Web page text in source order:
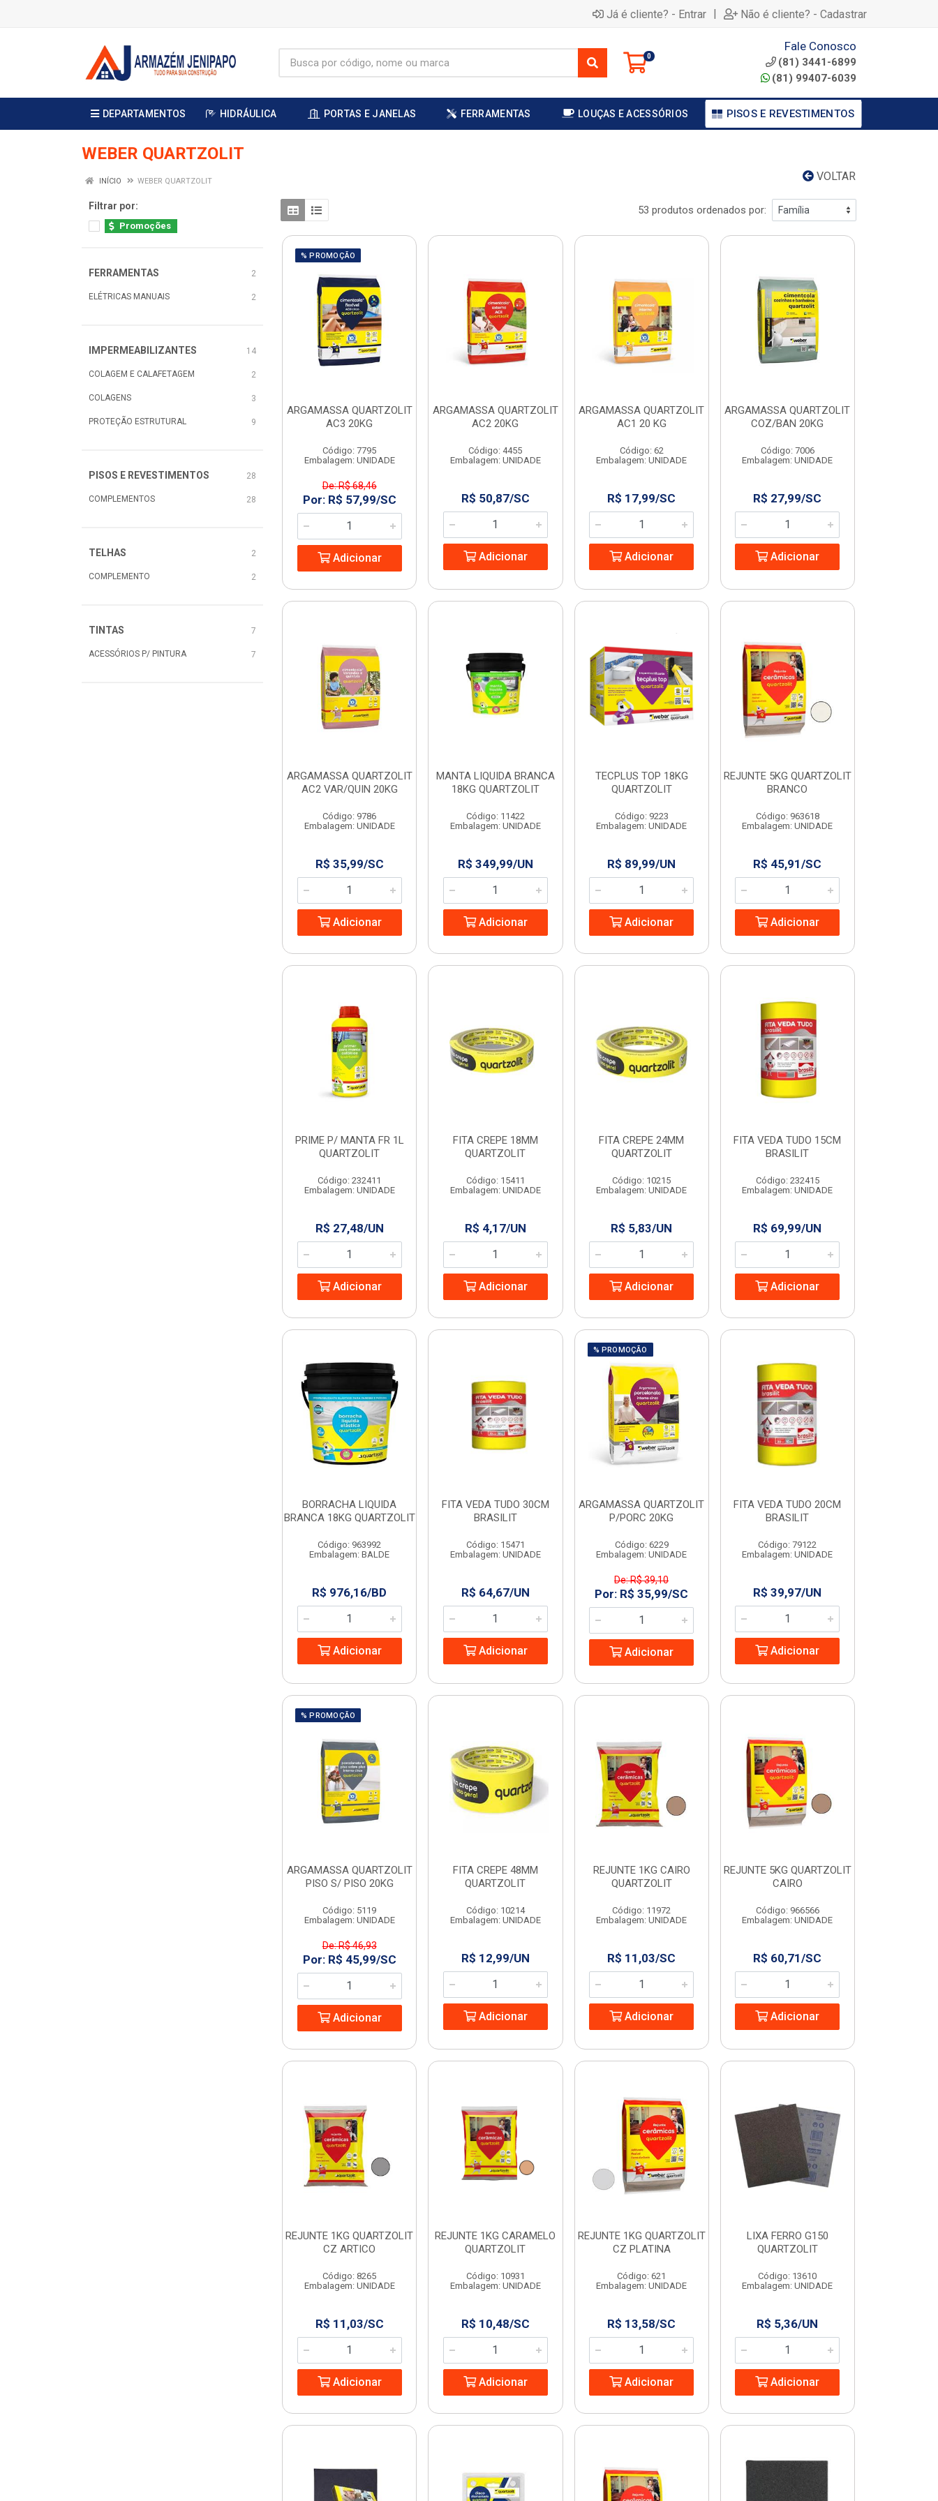
Já é cliente? - Entrar | Não é cliente? - Cadastrar
0
Fale Conosco
(81) 3441-6899
(81) 99407-6039
DEPARTAMENTOS HIDRÁULICA PORTAS E JANELAS FERRAMENTAS LOUÇAS E ACESSÓRIOS PISOS E REVESTIMENTOS
WEBER QUARTZOLIT
VOLTAR
INÍCIO WEBER QUARTZOLIT
Filtrar por:
Promoções
FERRAMENTAS 2
ELÉTRICAS MANUAIS 2
IMPERMEABILIZANTES 14
COLAGEM E CALAFETAGEM 2
COLAGENS 3
PROTEÇÃO ESTRUTURAL 9
PISOS E REVESTIMENTOS 28
COMPLEMENTOS 28
TELHAS 2
COMPLEMENTO 2
TINTAS 7
ACESSÓRIOS P/ PINTURA 7
53 produtos ordenados por:
% PROMOÇÃO
ARGAMASSA QUARTZOLIT
AC3 20KG
Código: 7795
Embalagem: UNIDADE
De: R$ 68,46
Por: R$ 57,99/SC
Adicionar
ARGAMASSA QUARTZOLIT
AC2 20KG
Código: 4455
Embalagem: UNIDADE
R$ 50,87/SC
Adicionar
ARGAMASSA QUARTZOLIT
AC1 20 KG
Código: 62
Embalagem: UNIDADE
R$ 17,99/SC
Adicionar
ARGAMASSA QUARTZOLIT
COZ/BAN 20KG
Código: 7006
Embalagem: UNIDADE
R$ 27,99/SC
Adicionar
ARGAMASSA QUARTZOLIT
AC2 VAR/QUIN 20KG
Código: 9786
Embalagem: UNIDADE
R$ 35,99/SC
Adicionar
MANTA LIQUIDA BRANCA
18KG QUARTZOLIT
Código: 11422
Embalagem: UNIDADE
R$ 349,99/UN
Adicionar
TECPLUS TOP 18KG
QUARTZOLIT
Código: 9223
Embalagem: UNIDADE
R$ 89,99/UN
Adicionar
REJUNTE 5KG QUARTZOLIT
BRANCO
Código: 963618
Embalagem: UNIDADE
R$ 45,91/SC
Adicionar
PRIME P/ MANTA FR 1L
QUARTZOLIT
Código: 232411
Embalagem: UNIDADE
R$ 27,48/UN
Adicionar
FITA CREPE 18MM
QUARTZOLIT
Código: 15411
Embalagem: UNIDADE
R$ 4,17/UN
Adicionar
FITA CREPE 24MM
QUARTZOLIT
Código: 10215
Embalagem: UNIDADE
R$ 5,83/UN
Adicionar
FITA VEDA TUDO 15CM
BRASILIT
Código: 232415
Embalagem: UNIDADE
R$ 69,99/UN
Adicionar
BORRACHA LIQUIDA
BRANCA 18KG QUARTZOLIT
Código: 963992
Embalagem: BALDE
R$ 976,16/BD
Adicionar
FITA VEDA TUDO 30CM
BRASILIT
Código: 15471
Embalagem: UNIDADE
R$ 64,67/UN
Adicionar
% PROMOÇÃO
ARGAMASSA QUARTZOLIT
P/PORC 20KG
Código: 6229
Embalagem: UNIDADE
De: R$ 39,10
Por: R$ 35,99/SC
Adicionar
FITA VEDA TUDO 20CM
BRASILIT
Código: 79122
Embalagem: UNIDADE
R$ 39,97/UN
Adicionar
% PROMOÇÃO
ARGAMASSA QUARTZOLIT
PISO S/ PISO 20KG
Código: 5119
Embalagem: UNIDADE
De: R$ 46,93
Por: R$ 45,99/SC
Adicionar
FITA CREPE 48MM
QUARTZOLIT
Código: 10214
Embalagem: UNIDADE
R$ 12,99/UN
Adicionar
REJUNTE 1KG CAIRO
QUARTZOLIT
Código: 11972
Embalagem: UNIDADE
R$ 11,03/SC
Adicionar
REJUNTE 5KG QUARTZOLIT
CAIRO
Código: 966566
Embalagem: UNIDADE
R$ 60,71/SC
Adicionar
REJUNTE 1KG QUARTZOLIT
CZ ARTICO
Código: 8265
Embalagem: UNIDADE
R$ 11,03/SC
Adicionar
REJUNTE 1KG CARAMELO
QUARTZOLIT
Código: 10931
Embalagem: UNIDADE
R$ 10,48/SC
Adicionar
REJUNTE 1KG QUARTZOLIT
CZ PLATINA
Código: 621
Embalagem: UNIDADE
R$ 13,58/SC
Adicionar
LIXA FERRO G150
QUARTZOLIT
Código: 13610
Embalagem: UNIDADE
R$ 5,36/UN
Adicionar